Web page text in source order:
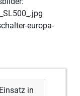
europa-
in